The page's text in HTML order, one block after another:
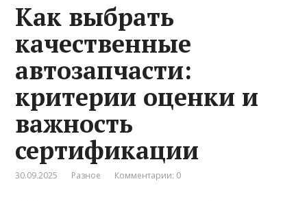
Как выбрать
качественные
автозапчасти:
критерии оценки и
важность
сертификации
30.09.2025 Разное Комментарии: 0